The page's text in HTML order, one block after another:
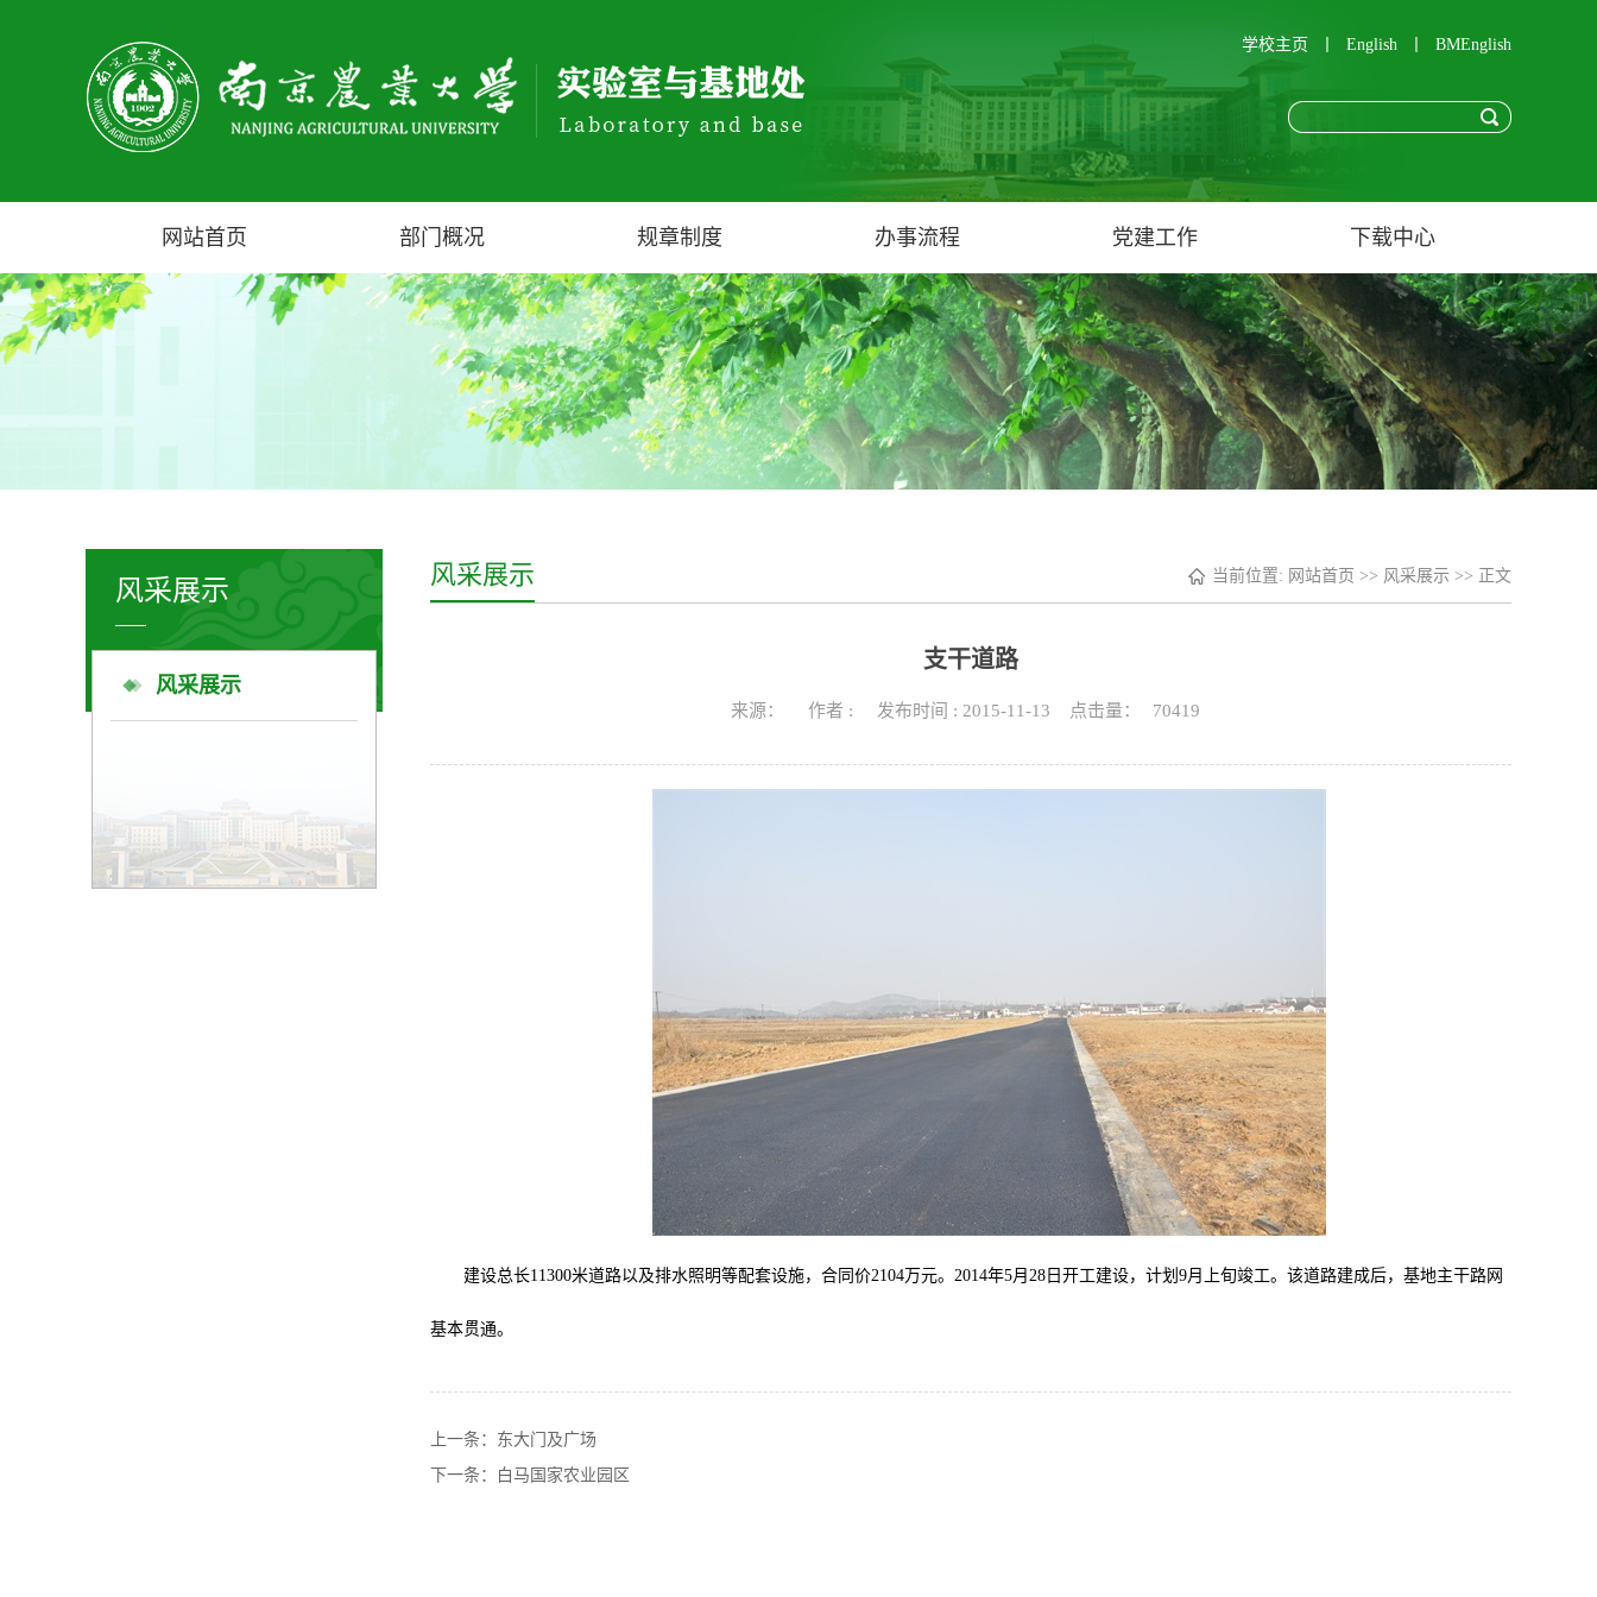
学校主页 English BMEnglish
网站首页 部门概况 规章制度 办事流程 党建工作 下载中心
风采展示
风采展示
当前位置: 网站首页 >> 风采展示 >> 正文
风采展示
支干道路
来源： 作者 : 发布时间 : 2015-11-13 点击量： 70419
建设总长11300米道路以及排水照明等配套设施，合同价2104万元。 2014年5月 28 日开工建设，计划 9月上旬竣工。该道路建成后，基地主干路网
基本贯通。
上一条：东大门及广场
下一条：白马国家农业园区